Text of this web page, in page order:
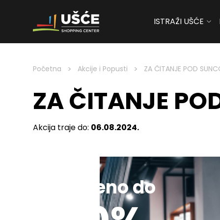
Skip to content
ISTRAŽI UŠĆE
Početna > Akcije i Popusti > ZA ČITANJE POD
ZA ČITANJE
Akcija traje do: 06.08.2024.
Sniženo do